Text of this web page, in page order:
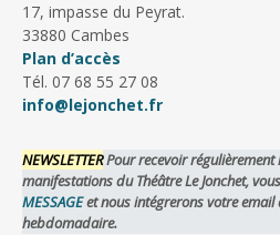
17, impasse du Peyrat.
33880 Cambes
Plan d’accès
Tél. 07 68 55 27 08
info@lejonchet.fr
NEWSLETTERPour recevoir
manifestations du Théâtre Le Jonchet,
MESSAGEet nous intégrerons votre
hebdomadaire.